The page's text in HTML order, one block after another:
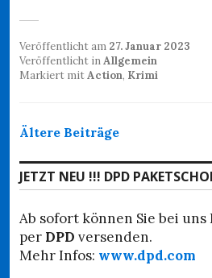
Veröffentlicht am 27. Januar 2023
Veröffentlicht inAllgemein
Markiert mitAction, Krimi
Ältere Beiträge
JETZT NEU !!! DPD
Ab sofort können Sie bei uns
per DPD versenden.
Mehr Infos: www.dpd.com